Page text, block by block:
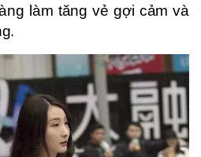
làm tăng vẻ gợi cảm và